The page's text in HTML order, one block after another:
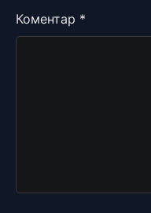
Коментар *